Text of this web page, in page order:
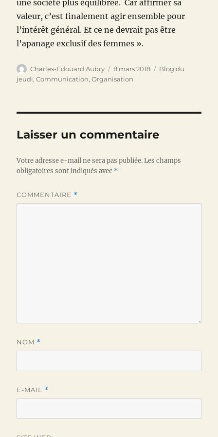
une société plus équilibrée. Car affirmer sa
valeur, c’est finalement agir ensemble pour
l’intérêt général. Et ce ne devrait pas être
l’apanage exclusif des femmes ».
Auteur
Charles-Edouard Aubry
Publié
le
8 mars 2018 Catégories
Blog du
jeudi,Communication,Organisation
Laisser un commentaire
Votre adresse e-mail ne sera pas publiée. Les champs
obligatoires sont indiqués avec *
COMMENTAIRE *
NOM *
E-MAIL *